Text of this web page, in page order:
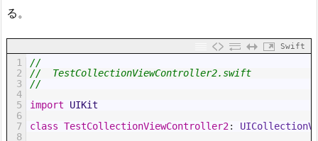
る。
Swift
1
2
3
4
5
6
7
8
//
//  TestCollectionViewController2.swift
//
import
UIKit
class TestCollectionViewController2: